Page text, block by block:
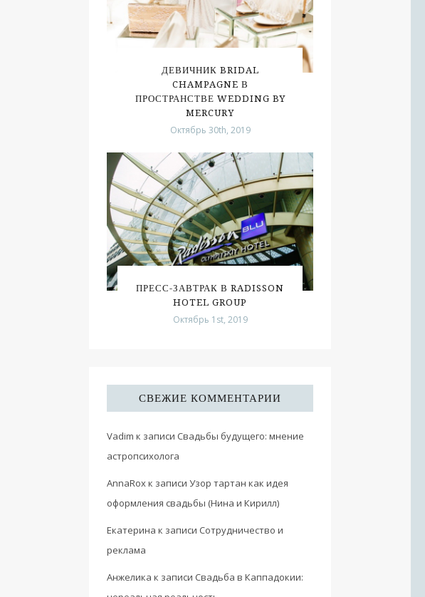
ДЕВИЧНИК BRIDAL
CHAMPAGNE В
ПРОСТРАНСТВЕ WEDDING BY
MERCURY
Октябрь 30th, 2019
ПРЕСС-ЗАВТРАК В RADISSON
HOTEL GROUP
Октябрь 1st, 2019
СВЕЖИЕ КОММЕНТАРИИ
Vadim к записи Свадьбы будущего: мнение
астропсихолога
AnnaRoxк записи Узор тартан как идея
оформления свадьбы (Нина и Кирилл)
Екатерина к записи Сотрудничество и
реклама
Анжелика к записи Свадьба в Каппадокии: